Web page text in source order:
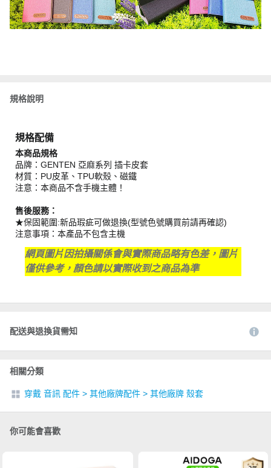
規格說明
規格配備
本商品規格
品牌：GENTEN 亞麻系列 插卡皮套
材質：PU皮革、TPU軟殼、磁鐵
注意：本商品不含手機主體！
售後服務：
★保固範圍:新品瑕疵可做退換(型號色號購買前請再確認)
注意事項：本產品不包含主機
網頁圖片因拍攝關係會與實際商品略有色差，圖片
僅供參考，顏色請以實際收到之商品為準
配送與退換貨需知
相關分類
穿戴 音訊 配件 > 其他廠牌配件 > 其他廠牌 殼套
你可能會喜歡